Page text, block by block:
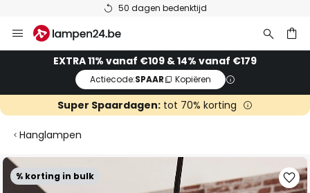
50 dagen bedenktijd
naar
EXTRA 11% vanaf €109 & 14% vanaf €179
Actiecode:SPAAR Kopiëren
Super Spaardagen: tot 70% korting
Hanglampen
% korting in bulk
Ga
naar